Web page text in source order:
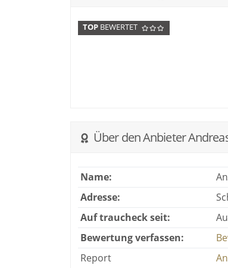
TOPBEWERTET
Über den Anbieter
Name:
Adresse:
Auf traucheck seit:
Bewertung verfassen:
Report